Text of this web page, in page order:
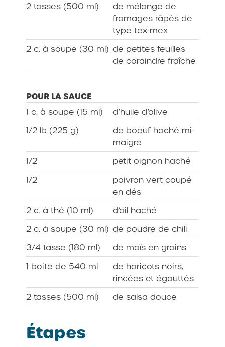
2 tasses (500 ml)
de mélange de
fromages râpés de
type tex-mex
2 c. à soupe (30 ml) de petites feuilles
de coraindre fraîche
POUR LA SAUCE
1 c. à soupe (15 ml)
d’huile d’olive
1/2 lb (225 g)
de boeuf haché mi-
maigre
1/2
petit oignon haché
1/2
poivron vert coupé
en dés
2 c. à thé (10 ml)
d’ail haché
2 c. à soupe (30 ml) de poudre de chili
3/4 tasse (180 ml)
de maïs en grains
1 boite de 540 ml
de haricots noirs,
rincées et égouttés
2 tasses (500 ml)
de salsa douce
Étapes